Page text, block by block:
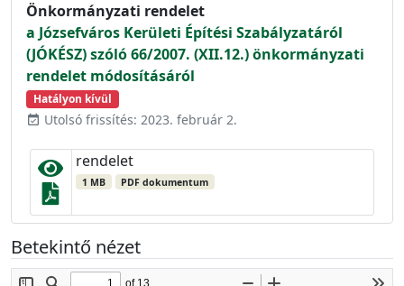
Önkormányzati rendelet
a Józsefváros Kerületi Építési Szabályzatáról
(JÓKÉSZ) szóló 66/2007. (XII.12.) önkormányzati
rendelet módosításáról
Hatályon kívül
event_available Utolsó frissítés: 2023. február 2.
rendelet
1 MB PDF dokumentum
Betekintő nézet